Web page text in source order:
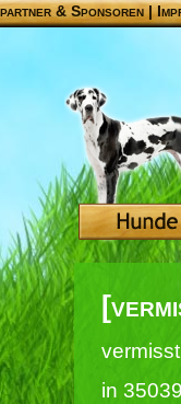
& Sponsoren|
in